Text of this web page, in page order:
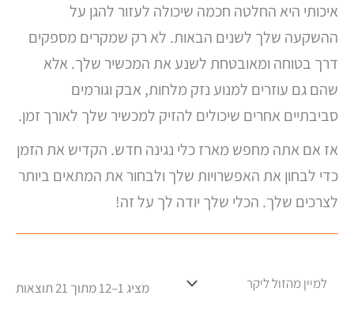
איכותי היא החלטה חכמה שיכולה לעזור להגן על
ההשקעה שלך לשנים הבאות. לא רק שמקרים מספקים
דרך בטוחה ומאובטחת לשנע את המכשיר שלך. אלא
שהם גם עוזרים למנוע נזק מלחות, אבק וגורמים
סביבתיים אחרים שיכולים להזיק למכשיר שלך לאורך זמן.
אז אם אתה מחפש מארז כלי נגינה חדש. הקדיש את הזמן
כדי לבחון את האפשרויות שלך ולבחור את המתאים ביותר
לצרכים שלך. הכלי שלך יודה לך על זה!
מציג 1–12 מתוך 21 תוצאות